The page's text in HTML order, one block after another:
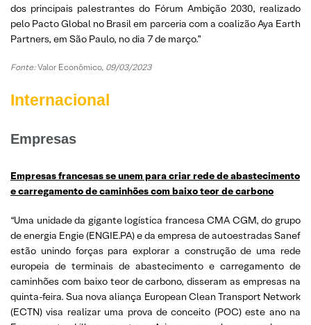
dos principais palestrantes do Fórum Ambição 2030, realizado
pelo Pacto Global no Brasil em parceria com a coalizão Aya Earth
Partners, em São Paulo, no dia 7 de março.”
Fonte:Valor Econômico, 09/03/2023
Internacional
Empresas
Empresas francesas se unem para criar rede de abastecimento
e carregamento de caminhões com baixo teor de carbono
“Uma unidade da gigante logística francesa CMA CGM, do grupo
de energia Engie (ENGIE.PA) e da empresa de autoestradas Sanef
estão unindo forças para explorar a construção de uma rede
europeia de terminais de abastecimento e carregamento de
caminhões com baixo teor de carbono, disseram as empresas na
quinta-feira. Sua nova aliança European Clean Transport Network
(ECTN) visa realizar uma prova de conceito (POC) este ano na